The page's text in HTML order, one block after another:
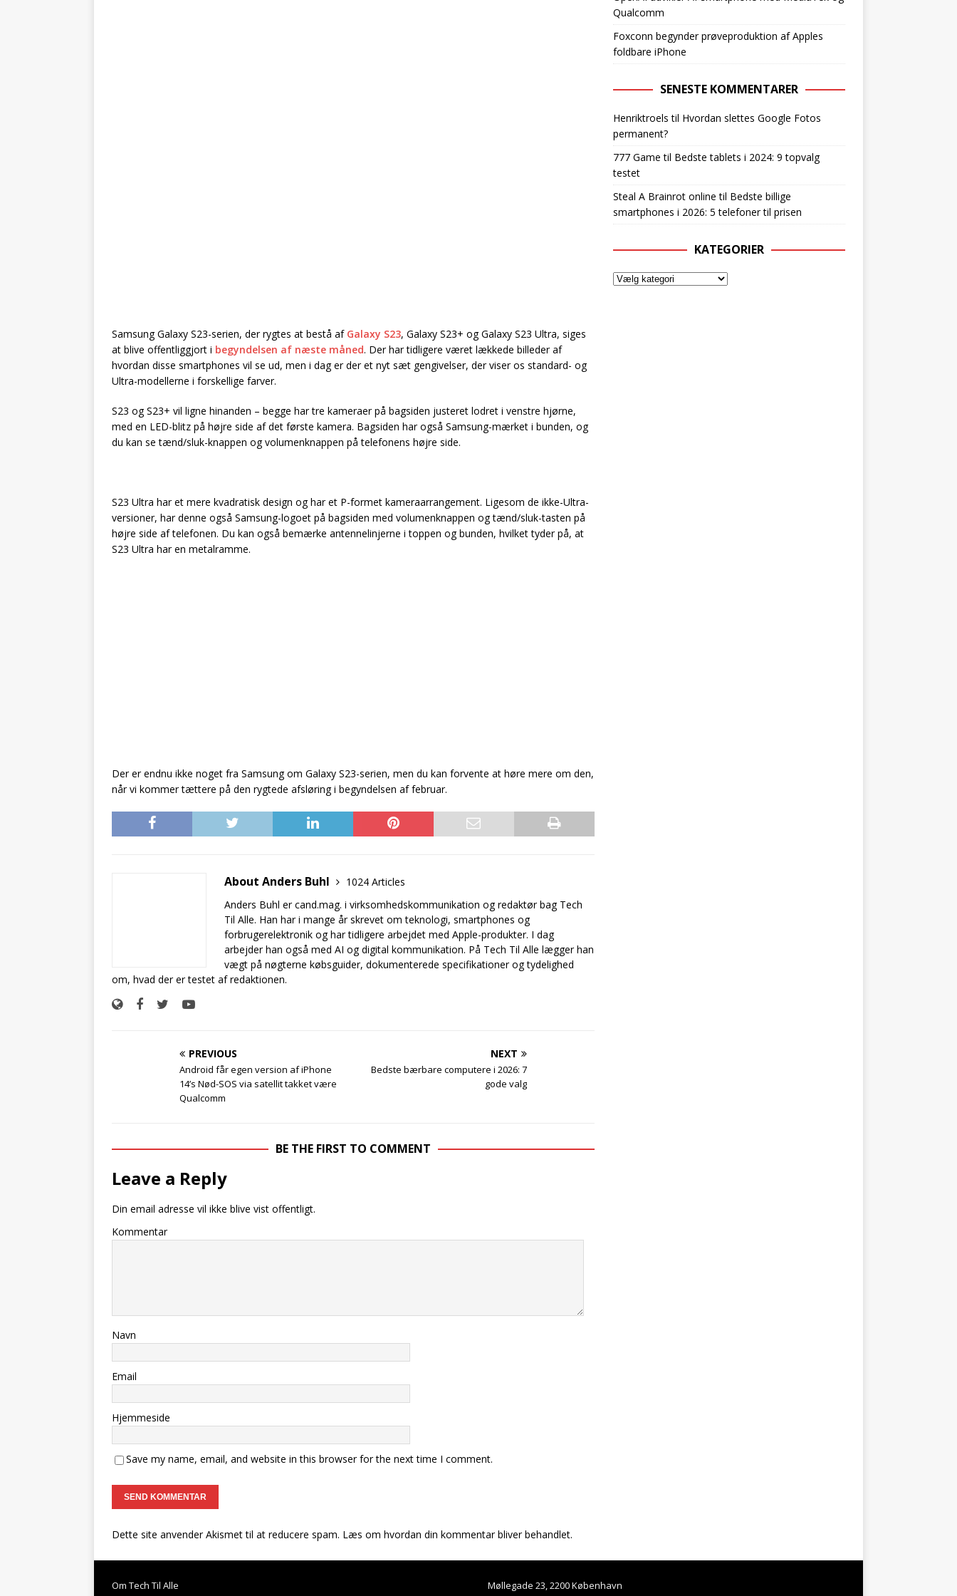
Samsung Galaxy S23-serien, der rygtes at bestå af Galaxy S23, Galaxy S23+ og Galaxy S23 Ultra, siges
at blive offentliggjort i begyndelsen af næste måned. Der har tidligere været lækkede billeder af
hvordan disse smartphones vil se ud, men i dag er der et nyt sæt gengivelser, der viser os standard- og
Ultra-modellerne i forskellige farver.
S23 og S23+ vil ligne hinanden – begge har tre kameraer på bagsiden justeret lodret i venstre hjørne,
med en LED-blitz på højre side af det første kamera. Bagsiden har også Samsung-mærket i bunden, og
du kan se tænd/sluk-knappen og volumenknappen på telefonens højre side.
S23 Ultra har et mere kvadratisk design og har et P-formet kameraarrangement. Ligesom de ikke-Ultra-
versioner, har denne også Samsung-logoet på bagsiden med volumenknappen og tænd/sluk-tasten på
højre side af telefonen. Du kan også bemærke antennelinjerne i toppen og bunden, hvilket tyder på, at
S23 Ultra har en metalramme.
Der er endnu ikke noget fra Samsung om Galaxy S23-serien, men du kan forvente at høre mere om den,
når vi kommer tættere på den rygtede afsløring i begyndelsen af februar.
About Anders Buhl
1024 Articles
Anders Buhl er cand.mag. i virksomhedskommunikation og redaktør bag Tech
Til Alle. Han har i mange år skrevet om teknologi, smartphones og
forbrugerelektronik og har tidligere arbejdet med Apple-produkter. I dag
arbejder han også med AI og digital kommunikation. På Tech Til Alle lægger han
vægt på nøgterne købsguider, dokumenterede specifikationer og tydelighed
om, hvad der er testet af redaktionen.
PREVIOUS
Android får egen version af iPhone
14’s Nød-SOS via satellit takket være
Qualcomm
NEXT
Bedste bærbare computere i 2026: 7
gode valg
BE THE FIRST TO COMMENT
Leave a Reply
Din email adresse vil ikke blive vist offentligt.
Kommentar
Navn
Email
Hjemmeside
Save my name, email, and website in this browser for the next time I comment.
Dette site anvender Akismet til at reducere spam. Læs om hvordan din kommentar bliver behandlet.
Qualcomm
Foxconn begynder prøveproduktion af Apples
foldbare iPhone
SENESTE KOMMENTARER
Henriktroels til Hvordan slettes Google Fotos
permanent?
777 Game til Bedste tablets i 2024: 9 topvalg
testet
Steal A Brainrot online til Bedste billige
smartphones i 2026: 5 telefoner til prisen
KATEGORIER
Om Tech Til Alle
Møllegade 23, 2200 København